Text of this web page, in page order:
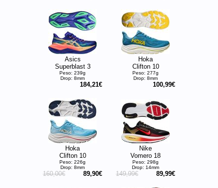
Asics
Superblast 3
Peso: 239g
Drop: 8mm
184,21€
Hoka
Clifton 10
Peso: 277g
Drop: 8mm
100,99€
Hoka
Clifton 10
Peso: 226g
Drop: 8mm
160,00€ 89,90€
Nike
Vomero 18
Peso: 298g
Drop: 14mm
149,99€ 89,99€